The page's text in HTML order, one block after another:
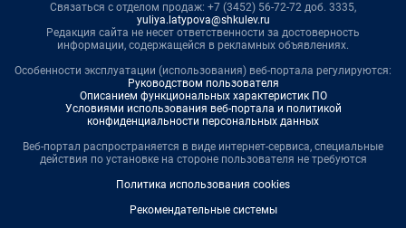
Связаться с отделом продаж: +7 (3452) 56-72-72 доб. 3335,
yuliya.latypova@shkulev.ru
Редакция сайта не несет ответственности за достоверность
информации, содержащейся в рекламных объявлениях.
Особенности эксплуатации (использования) веб-портала регулируются:
Руководством пользователя
Описанием функциональных характеристик ПО
Условиями использования веб-портала и политикой
конфиденциальности персональных данных
Веб-портал распространяется в виде интернет-сервиса, специальные
действия по установке на стороне пользователя не требуются
Политика использования cookies
Рекомендательные системы